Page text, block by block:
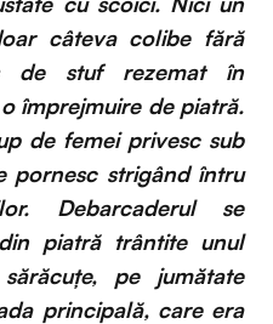
câteva colibe fără
de stuf rezemat în
împrejmuire de piatră.
de femei privesc sub
pornesc strigând întru
Debarcaderul se
piatră trântite unul
pe jumătate
principală, care era